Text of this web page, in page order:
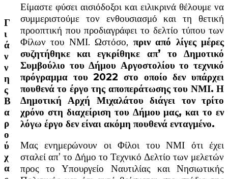
Γ
ι
ά
ν
ν
η
ς
Β
α
ρ
ο
ύ
χ
α
Είμαστε φύσει αισιόδοξοι και ειλικρινά θέλουμε να
συμμεριστούμε τον ενθουσιασμό και τη θετική
προοπτική που προδιαγράφει το δελτίο τύπου των
Φίλων του ΝΜΙ. Ωστόσο, πριν από λίγες μέρες
συζητήθηκε και εγκρίθηκε απ’ το Δημοτικό
Συμβούλιο του Δήμου Αργοστολίου το τεχνικό
πρόγραμμα του 2022 στο οποίο δεν υπάρχει
πουθενά το έργο της αποπεράτωσης του ΝΜΙ. Η
Δημοτική Αρχή Μιχαλάτου διάγει τον τρίτο
χρόνο στη διαχείριση του Δήμου μας, και το εν
λόγω έργο δεν είναι ακόμη πουθενά ενταγμένο.
Μας ενημερώνουν οι Φίλοι του ΝΜΙ ότι έχει
σταλεί απ’ το Δήμο το Τεχνικό Δελτίο των μελετών
προς το Υπουργείο Ναυτιλίας και Νησιωτικής